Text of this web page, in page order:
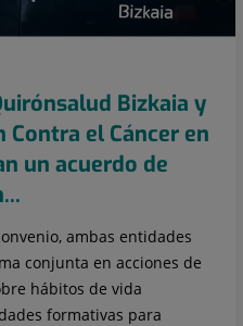
Bizkaia y
Contra el Cáncer en
un acuerdo de
ambas entidades
conjunta en acciones de
hábitos de vida
formativas para